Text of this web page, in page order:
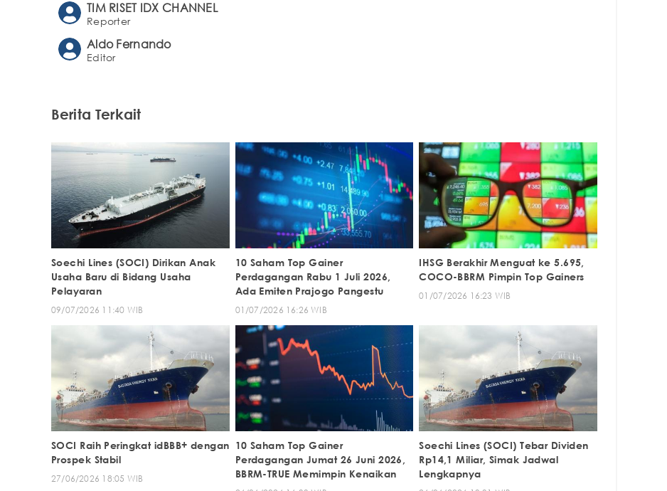
TIM RISET IDX CHANNEL
Reporter
Aldo Fernando
Editor
Berita Terkait
Soechi Lines (SOCI) Dirikan Anak
Usaha Baru di Bidang Usaha
Pelayaran
09/07/2026 11:40 WIB
10 Saham Top Gainer
Perdagangan Rabu 1 Juli 2026,
Ada Emiten Prajogo Pangestu
01/07/2026 16:26 WIB
IHSG Berakhir Menguat ke 5.695,
COCO-BBRM Pimpin Top Gainers
01/07/2026 16:23 WIB
SOCI Raih Peringkat idBBB+ dengan
Prospek Stabil
27/06/2026 18:05 WIB
10 Saham Top Gainer
Perdagangan Jumat 26 Juni 2026,
BBRM-TRUE Memimpin Kenaikan
Soechi Lines (SOCI) Tebar Dividen
Rp14,1 Miliar, Simak Jadwal
Lengkapnya